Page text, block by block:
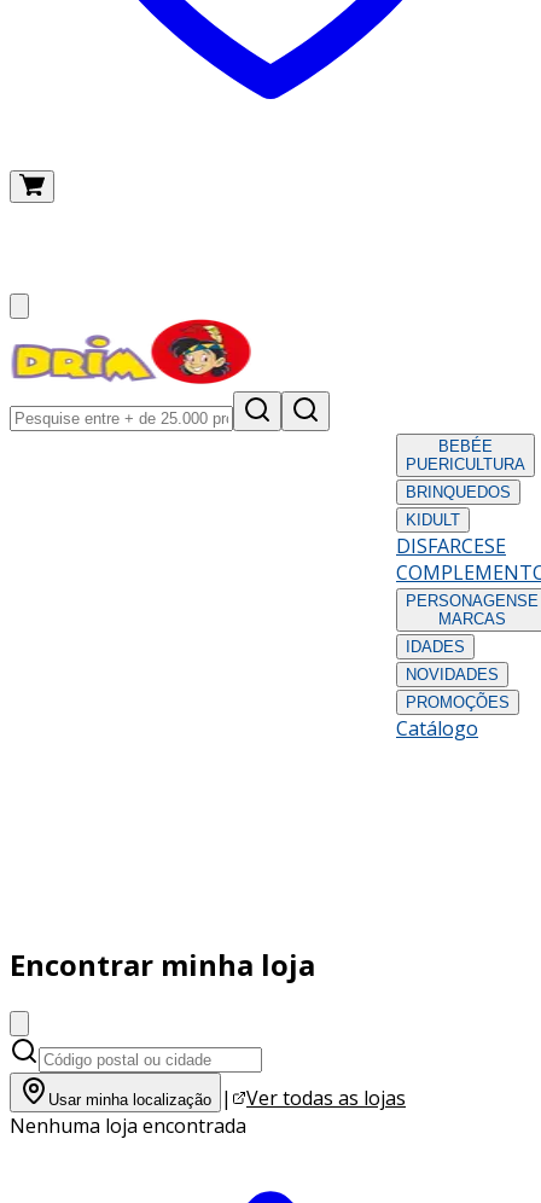
BEBÉE
PUERICULTURA
BRINQUEDOS
KIDULT
DISFARCESE
PERSONAGENS E
MARCAS
IDADES
NOVIDADES
PROMOÇÕES
Catálogo
Encontrar minha loja
Usar minha localização |
Ver todas as lojas
Nenhuma loja encontrada